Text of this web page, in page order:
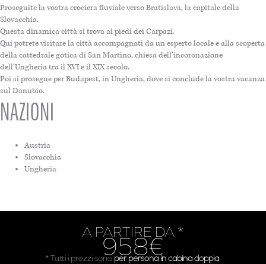
Proseguite la vostra crociera fluviale verso Bratislava, la capitale della
Slovacchia.
Questa dinamica città si trova ai piedi dei Carpazi.
Qui potrete visitare la città accompagnati da un esperto locale e alla scoperta
della cattedrale gotica di San Martino, chiesa dell’incoronazione
dell’Ungheria tra il XVI e il XIX secolo.
Poi si prosegue per Budapest, in Ungheria, dove si conclude la vostra vacanza
sul Danubio.
NAZIONI
Austria
Slovacchia
Ungheria
A PARTIRE DA *
958€
* Tutti i prezzi sono per persona in cabina doppia.